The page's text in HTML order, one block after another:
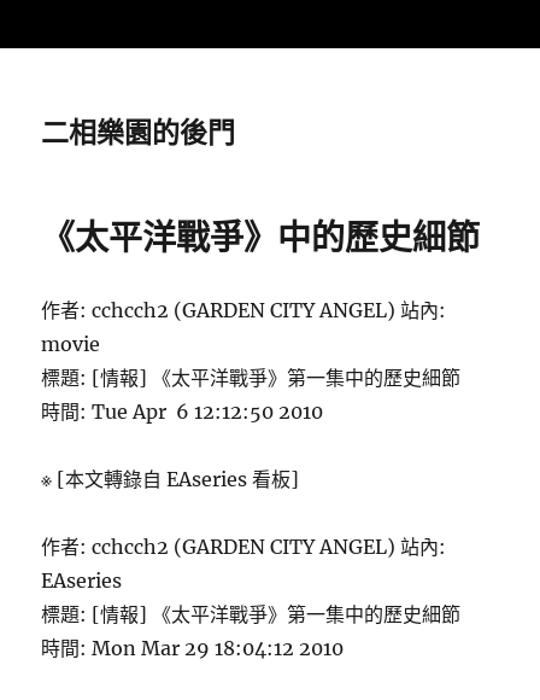
二相樂園的後門
《太平洋戰爭》中的歷史細節
作者: cchcch2 (GARDEN CITY ANGEL) 站內:
movie
標題: [情報] 《太平洋戰爭》第一集中的歷史細節
時間: Tue Apr 6 12:12:50 2010
※ [本文轉錄自 EAseries 看板]
作者: cchcch2 (GARDEN CITY ANGEL) 站內:
EAseries
標題: [情報] 《太平洋戰爭》第一集中的歷史細節
時間: Mon Mar 29 18:04:12 2010